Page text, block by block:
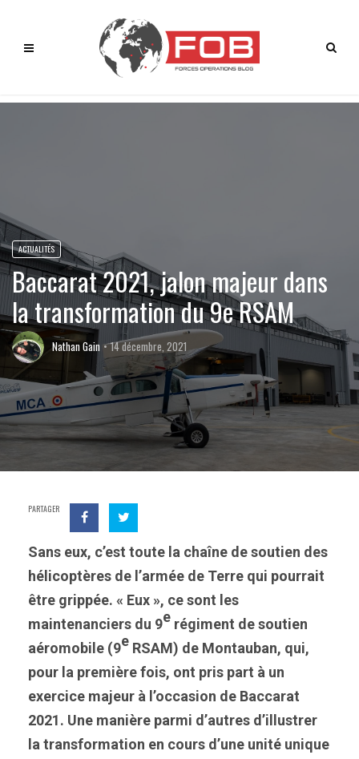
ACTUALITÉS
Baccarat 2021, jalon majeur dans
la transformation du 9e RSAM
Nathan Gain 14 décembre, 2021
PARTAGER
Sans eux, c’est toute la chaîne de soutien des
hélicoptères de l’armée de Terre qui pourrait
être grippée. « Eux », ce sont les
maintenanciers du 9e régiment de soutien
aéromobile (9e RSAM) de Montauban, qui,
pour la première fois, ont pris part à un
exercice majeur à l’occasion de Baccarat
2021. Une manière parmi d’autres d’illustrer
la transformation en cours d’une unité unique